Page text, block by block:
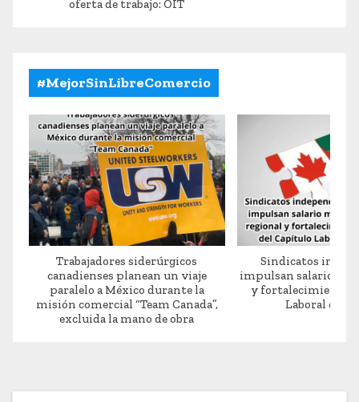
oferta de trabajo: OIT
#MejorSinLibreComercio
Trabajadores siderúrgicos
canadienses planean un viaje
paralelo a México durante la
misión comercial “Team Canada”,
excluida la mano de obra
Sindicatos
impulsan salario
y fortalecimiento
Laboral del